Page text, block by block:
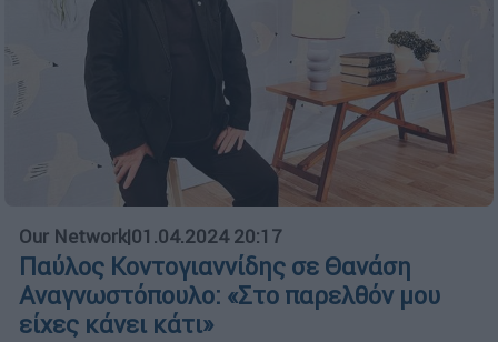
Our Network|01.04.2024 20:17
Παύλος Κοντογιαννίδης σε Θανάση
Αναγνωστόπουλο: «Στο παρελθόν μου
είχες κάνει κάτι»